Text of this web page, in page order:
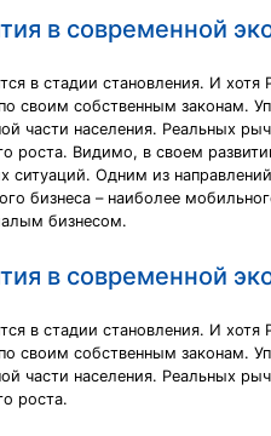
в современной
в стадии становления. И
своим собственным законам.
части населения. Реальных
роста. Видимо, в своем
ситуаций. Одним из
бизнеса – наиболее
бизнесом.
в современной
в стадии становления. И
своим собственным законам.
части населения. Реальных
роста.